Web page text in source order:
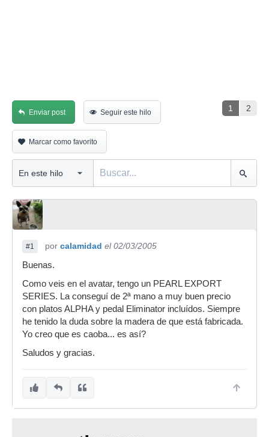
1 2
Enviar post Seguir este hilo
Marcar como favorito
#1 por calamidad el 02/03/2005
Buenas.
Como veis en el avatar, tengo un PEARL EXPORT
SERIES. La conseguí de 2ª mano a muy buen precio
con platos ALPHA y pedal Eliminator incluídos. Siempre
he tenido la duda sobre la madera de que está fabricada.
Yo creo que es caoba... es así?
Saludos y gracias.